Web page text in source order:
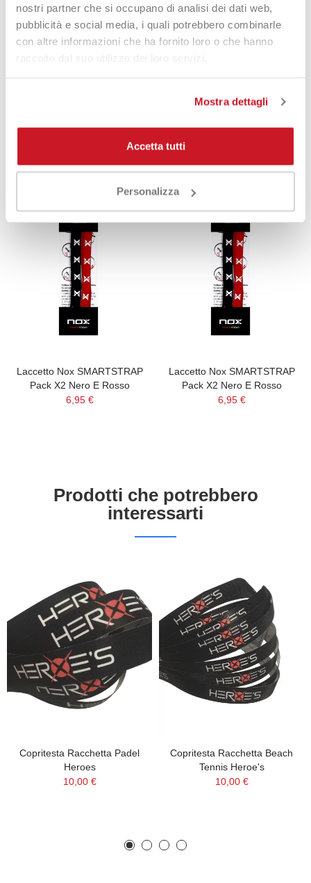
nostri partner che si occupano di analisi dei dati web,
pubblicità e social media, i quali potrebbero combinarle
con altre informazioni che ha fornito loro o che hanno
raccolto dal suo utilizzo dei loro servizi.
Mostra dettagli
Accetta tutti
Personalizza
Si adatta a tutte le racchette?È compatibile con tutti i modelli
Nox predisposti per il sistema Smartstrap.
Ti potrebbe interessare anche
Laccetto Nox SMARTSTRAP
Pack X2 Nero E Rosso
6,95 €
Laccetto Nox SMARTSTRAP
Pack X2 Nero E Rosso
6,95 €
Prodotti che potrebbero
interessarti
Copritesta Racchetta Padel
Heroes
10,00 €
Copritesta Racchetta Beach
Tennis Heroe's
10,00 €